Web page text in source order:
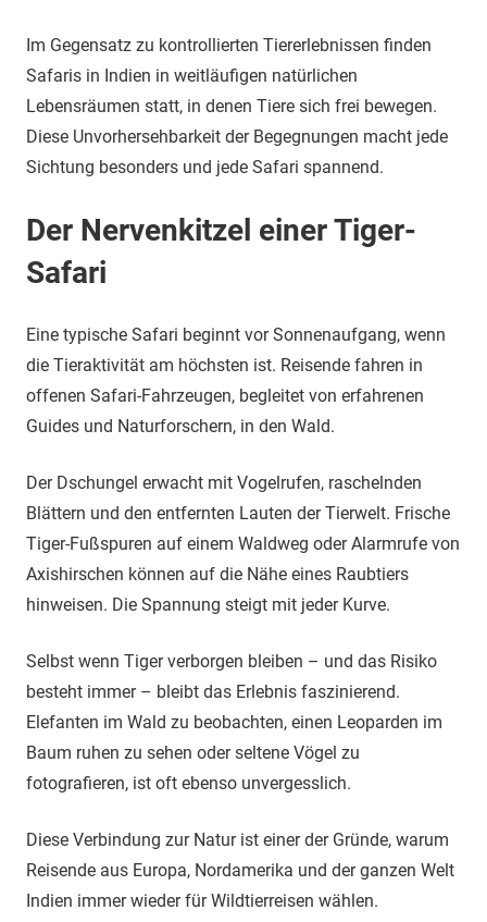
Im Gegensatz zu kontrollierten Tiererlebnissen finden
Safaris in Indien in weitläufigen natürlichen
Lebensräumen statt, in denen Tiere sich frei bewegen.
Diese Unvorhersehbarkeit der Begegnungen macht jede
Sichtung besonders und jede Safari spannend.
Der Nervenkitzel einer Tiger-
Safari
Eine typische Safari beginnt vor Sonnenaufgang, wenn
die Tieraktivität am höchsten ist. Reisende fahren in
offenen Safari-Fahrzeugen, begleitet von erfahrenen
Guides und Naturforschern, in den Wald.
Der Dschungel erwacht mit Vogelrufen, raschelnden
Blättern und den entfernten Lauten der Tierwelt. Frische
Tiger-Fußspuren auf einem Waldweg oder Alarmrufe von
Axishirschen können auf die Nähe eines Raubtiers
hinweisen. Die Spannung steigt mit jeder Kurve.
Selbst wenn Tiger verborgen bleiben – und das Risiko
besteht immer – bleibt das Erlebnis faszinierend.
Elefanten im Wald zu beobachten, einen Leoparden im
Baum ruhen zu sehen oder seltene Vögel zu
fotografieren, ist oft ebenso unvergesslich.
Diese Verbindung zur Natur ist einer der Gründe, warum
Reisende aus Europa, Nordamerika und der ganzen Welt
Indien immer wieder für Wildtierreisen wählen.